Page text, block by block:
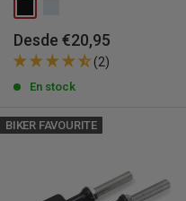
Precio
de
venta
Desde €20,95
(2)
En stock
BIKER FAVOURITE